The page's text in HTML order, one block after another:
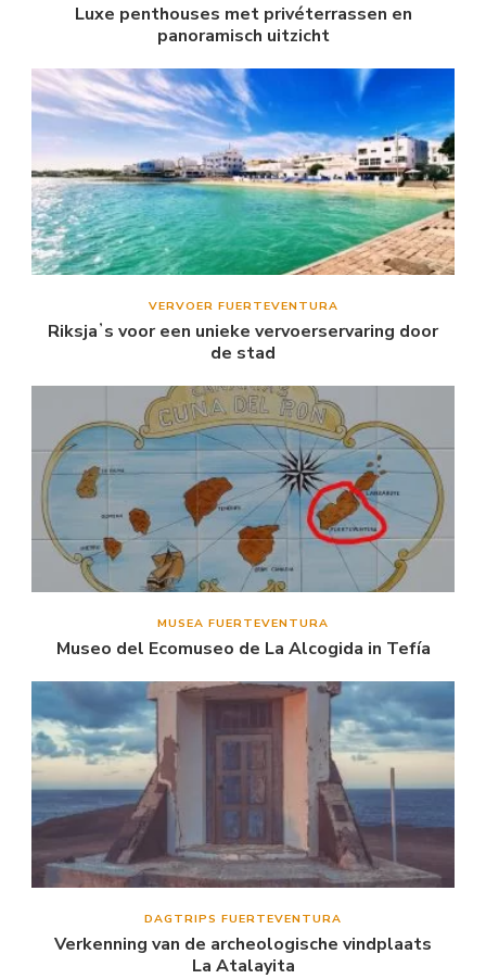
Luxe penthouses met privéterrassen en
panoramisch uitzicht
VERVOER FUERTEVENTURA
Riksjaʼs voor een unieke vervoerservaring door
de stad
MUSEA FUERTEVENTURA
Museo del Ecomuseo de La Alcogida in Tefía
DAGTRIPS FUERTEVENTURA
Verkenning van de archeologische vindplaats
La Atalayita